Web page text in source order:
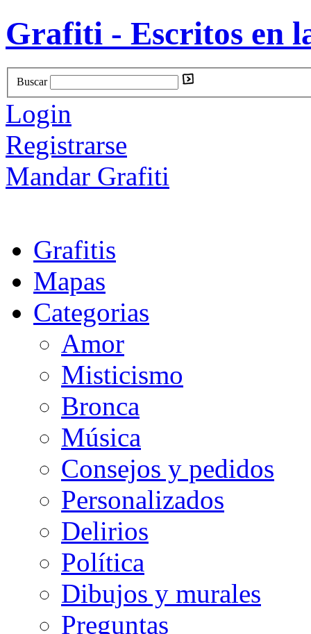
Grafiti - Escritos en
Buscar
Login
Registrarse
Mandar Grafiti
Grafitis
Mapas
Categorias
Amor
Misticismo
Bronca
Música
Consejos y pedidos
Personalizados
Delirios
Política
Dibujos y murales
Preguntas